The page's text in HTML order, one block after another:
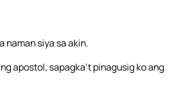
naman siya sa akin.
apostol, sapagka’t pinagusig ko ang